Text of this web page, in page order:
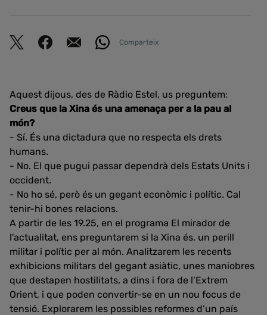
Comparteix
Aquest dijous, des de Ràdio Estel, us preguntem:
Creus que la Xina és una amenaça per a la pau al
món?
- Sí. És una dictadura que no respecta els drets
humans.
- No. El que pugui passar dependrà dels Estats Units i
occident.
- No ho sé, però és un gegant econòmic i polític. Cal
tenir-hi bones relacions.
A partir de les 19.25, en el programa El mirador de
l'actualitat, ens preguntarem si la Xina és, un perill
militar i polític per al món. Analitzarem les recents
exhibicions militars del gegant asiàtic, unes maniobres
que destapen hostilitats, a dins i fora de l’Extrem
Orient, i que poden convertir-se en un nou focus de
tensió. Explorarem les possibles reformes d’un país